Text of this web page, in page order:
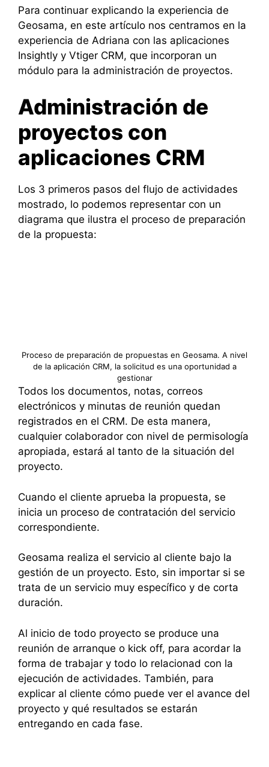
Para continuar explicando la experiencia de
Geosama, en este artículo nos centramos en la
experiencia de Adriana con las aplicaciones
Insightly y Vtiger CRM, que incorporan un
módulo para la administración de proyectos.
Administración de
proyectos con
aplicaciones CRM
Los 3 primeros pasos del flujo de actividades
mostrado, lo podemos representar con un
diagrama que ilustra el proceso de preparación
de la propuesta:
Proceso de preparación de propuestas en Geosama. A nivel
de la aplicación CRM, la solicitud es una oportunidad a
gestionar
Todos los documentos, notas, correos
electrónicos y minutas de reunión quedan
registrados en el CRM. De esta manera,
cualquier colaborador con nivel de permisología
apropiada, estará al tanto de la situación del
proyecto.
Cuando el cliente aprueba la propuesta, se
inicia un proceso de contratación del servicio
correspondiente.
Geosama realiza el servicio al cliente bajo la
gestión de un proyecto. Esto, sin importar si se
trata de un servicio muy específico y de corta
duración.
Al inicio de todo proyecto se produce una
reunión de arranque o kick off, para acordar la
forma de trabajar y todo lo relacionad con la
ejecución de actividades. También, para
explicar al cliente cómo puede ver el avance del
proyecto y qué resultados se estarán
entregando en cada fase.